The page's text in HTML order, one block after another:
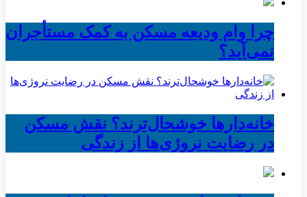
چرا وام ودیعه مسکن به کمک مستأجران
نمی‌آید؟
خانه‌دارها خوشحال‌ترند؟ نقش مسکن
در رضایت نروژی‌ها از زندگی